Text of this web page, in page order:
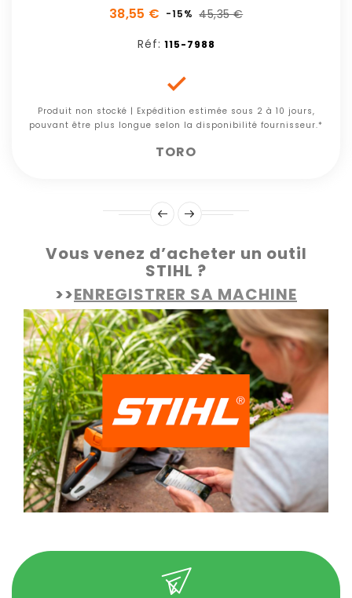
38,55 € -15% 45,35 €
Réf: 115-7988

Produit non stocké | Expédition estimée sous 2 à 10 jours,
pouvant être plus longue selon la disponibilité fournisseur.*
TORO
Vous venez d’acheter un outil
STIHL ?
>>ENREGISTRER SA MACHINE